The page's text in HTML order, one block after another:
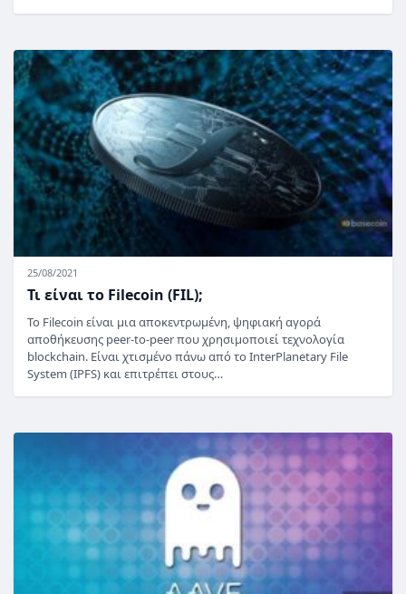
25/08/2021
Τι είναι το Filecoin (FIL);
Το Filecoin είναι μια αποκεντρωμένη, ψηφιακή αγορά
αποθήκευσης peer-to-peer που χρησιμοποιεί τεχνολογία
blockchain. Είναι χτισμένο πάνω από το InterPlanetary File
System (IPFS) και επιτρέπει στους…